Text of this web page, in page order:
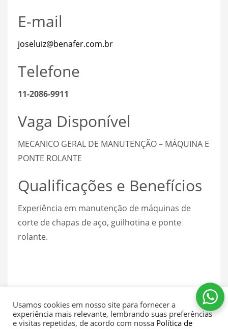
E-mail
joseluiz@benafer.com.br
Telefone
11-2086-9911
Vaga Disponível
MECANICO GERAL DE MANUTENÇÃO – MÁQUINA E
PONTE ROLANTE
Qualificações e Benefícios
Experiência em manutenção de máquinas de
corte de chapas de aço, guilhotina e ponte
rolante.
What you can read next
Usamos cookies em nosso site para fornecer a
experiência mais relevante, lembrando suas preferências
e visitas repetidas, de acordo com nossa Política de